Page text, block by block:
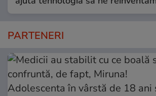
PARTENERI